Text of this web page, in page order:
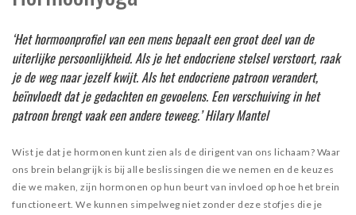
‘Het hormoonprofiel van een mens bepaalt een groot deel van de
uiterlijke persoonlijkheid. Als je het endocriene stelsel verstoort, raak
je de weg naar jezelf kwijt. Als het endocriene patroon verandert,
beïnvloedt dat je gedachten en gevoelens. Een verschuiving in het
patroon brengt vaak een andere teweeg.’ Hilary Mantel
Wist je dat je hormonen kunt zien als de dirigent van ons lichaam? Waar
ons brein belangrijk is bij alle beslissingen die we nemen en de keuzes
die we maken, zijn hormonen op hun beurt van invloed op hoe het brein
functioneert. We kunnen simpelweg niet zonder deze stofjes die je